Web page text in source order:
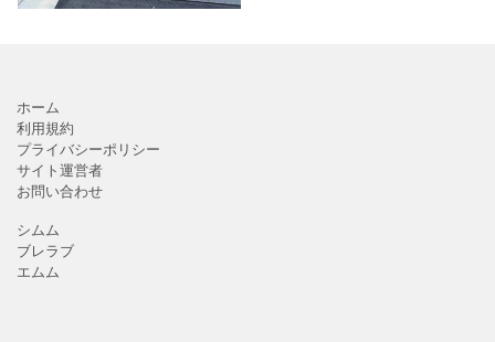
ホーム
利用規約
プライバシーポリシー
サイト運営者
お問い合わせ
シムム
ブレラブ
エムム